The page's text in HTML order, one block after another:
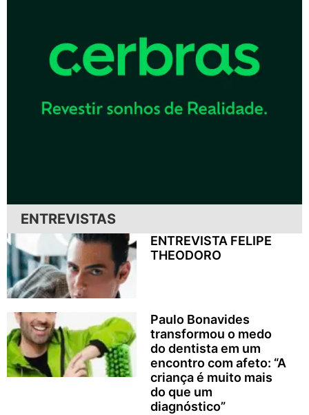
ENTREVISTAS
ENTREVISTA FELIPE
THEODORO
Paulo Bonavides
transformou o medo
do dentista em um
encontro com afeto: “A
criança é muito mais
do que um
diagnóstico”